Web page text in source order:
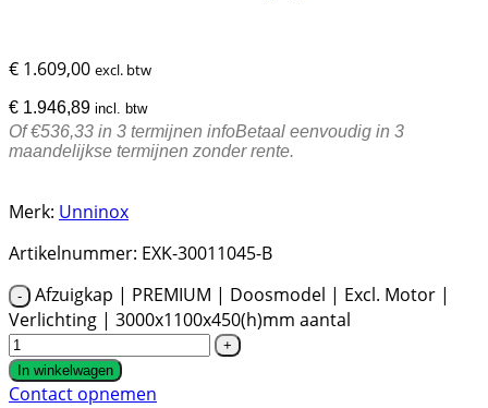
€ 1.609,00 excl. btw
€ 1.946,89 incl. btw
Of €536,33 in 3 termijnen infoBetaal eenvoudig in 3
maandelijkse termijnen zonder rente.
Merk: Unninox
Artikelnummer: EXK-30011045-B
Afzuigkap | PREMIUM | Doosmodel | Excl. Motor |
Verlichting | 3000x1100x450(h)mm aantal
In winkelwagen
Contact opnemen